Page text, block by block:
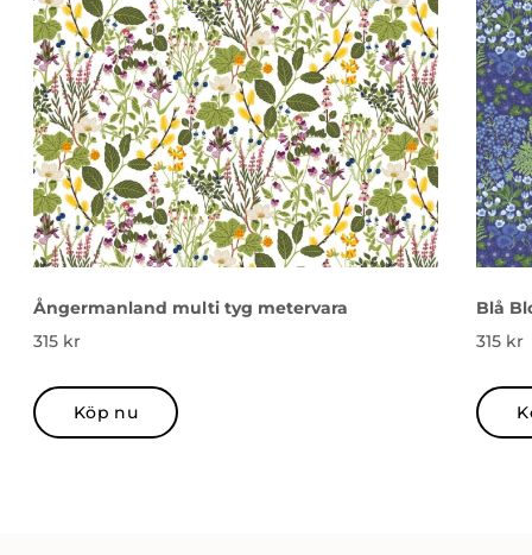
Ångermanland multi tyg metervara
315 kr
Köp nu
Blå
315 kr